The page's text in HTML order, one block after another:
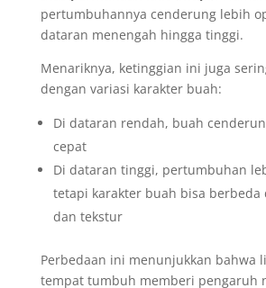
pertumbuhannya cenderung lebih
dataran menengah hingga tinggi.
Menariknya, ketinggian ini juga
dengan variasi karakter buah:
Di dataran rendah, buah
cepat
Di dataran tinggi, pertumbuhan
tetapi karakter buah bisa berbeda
dan tekstur
Perbedaan ini menunjukkan bahwa
tempat tumbuh memberi pengaruh